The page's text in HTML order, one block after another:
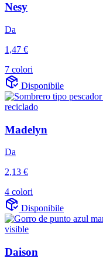
Nesy
Da
1,47 €
7 colori
Disponibile
Madelyn
Da
2,13 €
4 colori
Disponibile
Daison